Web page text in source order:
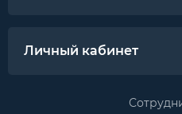
Личный кабинет